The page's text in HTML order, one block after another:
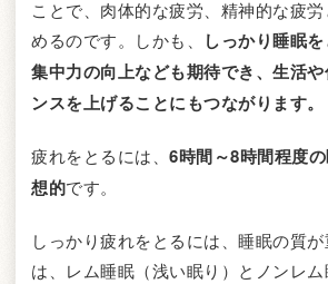
ことで、肉体的な疲労、精神的な疲
めるのです。しかも、
しっかり睡眠
集中力の向上なども期待でき、生活
ンスを上げることにもつながります。
疲れをとるには、 6時間～8時間程度
想的です。
しっかり疲れをとるには、睡眠の質
は、レム睡眠（浅い眠り）とノンレム